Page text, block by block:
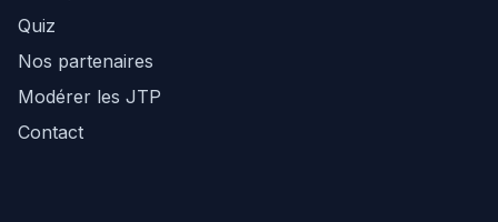
Quiz
Nos partenaires
Modérer les JTP
Contact